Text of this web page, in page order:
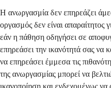
Η ανωργασμία δεν επηρεάζει
οργασμός δεν είναι
εάν η πάθηση οδηγήσει σε
επηρεάσει την ικανότητά σας να
να επηρεάσει έμμεσα τις
της ανωργασμίας μπορεί να
ικανοποίηση και ενδεχομένως να